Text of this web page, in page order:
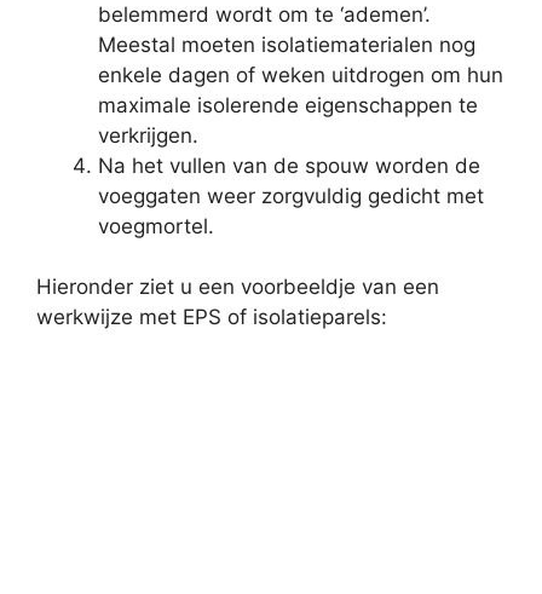
belemmerd wordt om te ‘ademen’.
Meestal moeten isolatiematerialen nog
enkele dagen of weken uitdrogen om hun
maximale isolerende eigenschappen te
verkrijgen.
Na het vullen van de spouw worden de
voeggaten weer zorgvuldig gedicht met
voegmortel.
Hieronder ziet u een voorbeeldje van een
werkwijze met EPS of isolatieparels: